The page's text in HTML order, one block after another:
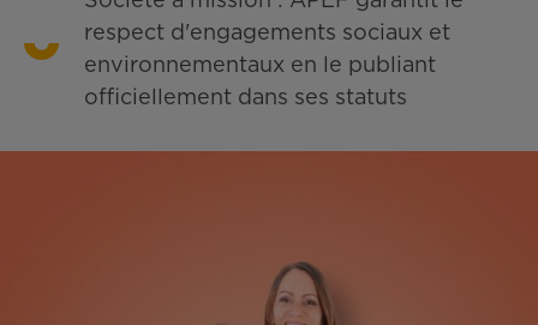
respect d'engagements sociaux et
environnementaux en le publiant
officiellement dans ses statuts